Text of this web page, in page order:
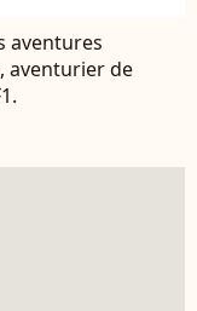
aventures
aventurier de